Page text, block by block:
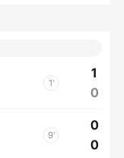
1'
1
0
9'
0
0